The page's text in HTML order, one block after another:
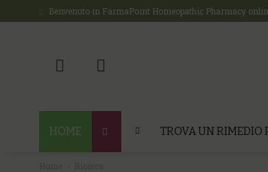
Benvenuto in FarmaPoint Homeopathic Pharmacy
HOME TROVA UN RIMEDIO